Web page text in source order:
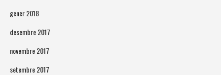
gener 2018
desembre 2017
novembre 2017
setembre 2017